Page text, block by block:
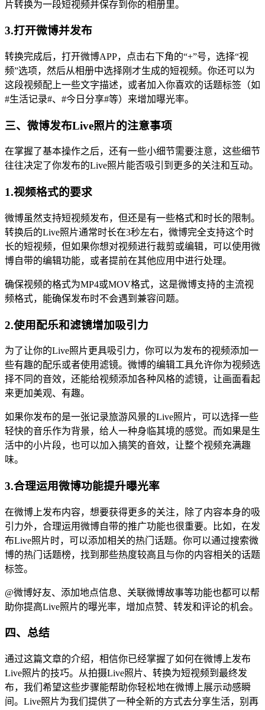
片转换为一段短视频并保存到你的相册里。
3.打开微博并发布
转换完成后，打开微博APP，点击右下角的“+”号，选择“视
频”选项，然后从相册中选择刚才生成的短视频。你还可以为
这段视频配上一些文字描述，或者加入你喜欢的话题标签（如
#生活记录#、#今日分享#等）来增加曝光率。
三、微博发布Live照片的注意事项
在掌握了基本操作之后，还有一些小细节需要注意，这些细节
往往决定了你发布的Live照片能否吸引到更多的关注和互动。
1.视频格式的要求
微博虽然支持短视频发布，但还是有一些格式和时长的限制。
转换后的Live照片通常时长在3秒左右，微博完全支持这个时
长的短视频，但如果你想对视频进行裁剪或编辑，可以使用微
博自带的编辑功能，或者提前在其他应用中进行处理。
确保视频的格式为MP4或MOV格式，这是微博支持的主流视
频格式，能确保发布时不会遇到兼容问题。
2.使用配乐和滤镜增加吸引力
为了让你的Live照片更具吸引力，你可以为发布的视频添加一
些有趣的配乐或者使用滤镜。微博的编辑工具允许你为视频选
择不同的音效，还能给视频添加各种风格的滤镜，让画面看起
来更加美观、有趣。
如果你发布的是一张记录旅游风景的Live照片，可以选择一些
轻快的音乐作为背景，给人一种身临其境的感觉。而如果是生
活中的小片段，也可以加入搞笑的音效，让整个视频充满趣
味。
3.合理运用微博功能提升曝光率
在微博上发布内容，想要获得更多的关注，除了内容本身的吸
引力外，合理运用微博自带的推广功能也很重要。比如，在发
布Live照片时，可以添加相关的热门话题。你可以通过搜索微
博的热门话题榜，找到那些热度较高且与你的内容相关的话题
标签。
@微博好友、添加地点信息、关联微博故事等功能也都可以帮
助你提高Live照片的曝光率，增加点赞、转发和评论的机会。
四、总结
通过这篇文章的介绍，相信你已经掌握了如何在微博上发布
Live照片的技巧。从拍摄Live照片、转换为短视频到最终发
布，我们希望这些步骤能帮助你轻松地在微博上展示动感瞬
间。Live照片为我们提供了一种全新的方式去分享生活，别再